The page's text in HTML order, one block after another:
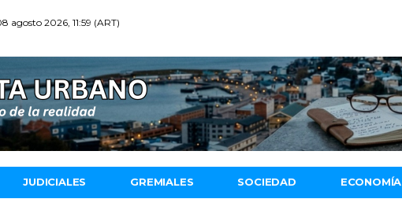
agosto 2026, 11:59 (ART)
JUDICIALES GREMIALES SOCIEDAD ECONOMÍA